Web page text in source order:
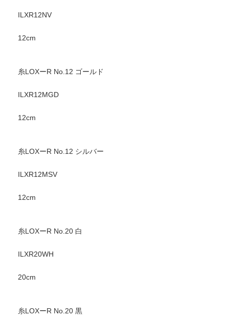
ILXR12NV
12cm
糸LOXーR No.12 ゴールド
ILXR12MGD
12cm
糸LOXーR No.12 シルバー
ILXR12MSV
12cm
糸LOXーR No.20 白
ILXR20WH
20cm
糸LOXーR No.20 黒